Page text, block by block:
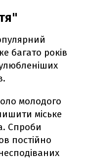
багато років
молодого
міське
Спроби
постійно